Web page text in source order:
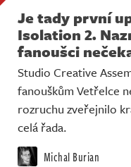
Je tady první
Isolation 2.
fanoušci
Studio Creative
fanouškům Vetřelce
rozruchu zveřejnilo
celá řada.
Michal Burian